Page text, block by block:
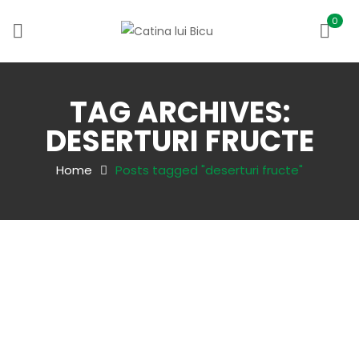
0
TAG ARCHIVES:
DESERTURI FRUCTE
Home Posts tagged "deserturi fructe"